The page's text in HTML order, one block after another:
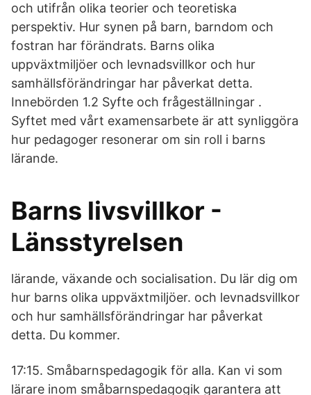
och utifrån olika teorier och teoretiska
perspektiv. Hur synen på barn, barndom och
fostran har förändrats. Barns olika
uppväxtmiljöer och levnadsvillkor och hur
samhällsförändringar har påverkat detta.
Innebörden 1.2 Syfte och frågeställningar .
Syftet med vårt examensarbete är att synliggöra
hur pedagoger resonerar om sin roll i barns
lärande.
Barns livsvillkor -
Länsstyrelsen
lärande, växande och socialisation. Du lär dig om
hur barns olika uppväxtmiljöer. och levnadsvillkor
och hur samhällsförändringar har påverkat
detta. Du kommer.
17:15. Småbarnspedagogik för alla. Kan vi som
lärare inom småbarnspedagogik garantera att